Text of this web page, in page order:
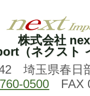
株式会社
（ネクスト
埼玉県春日
0500 FAX